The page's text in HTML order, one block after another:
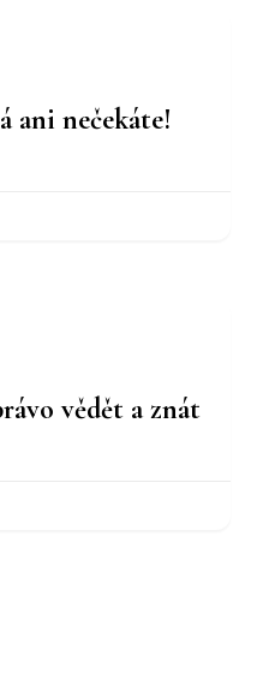
ani nečekáte!
vědět a znát